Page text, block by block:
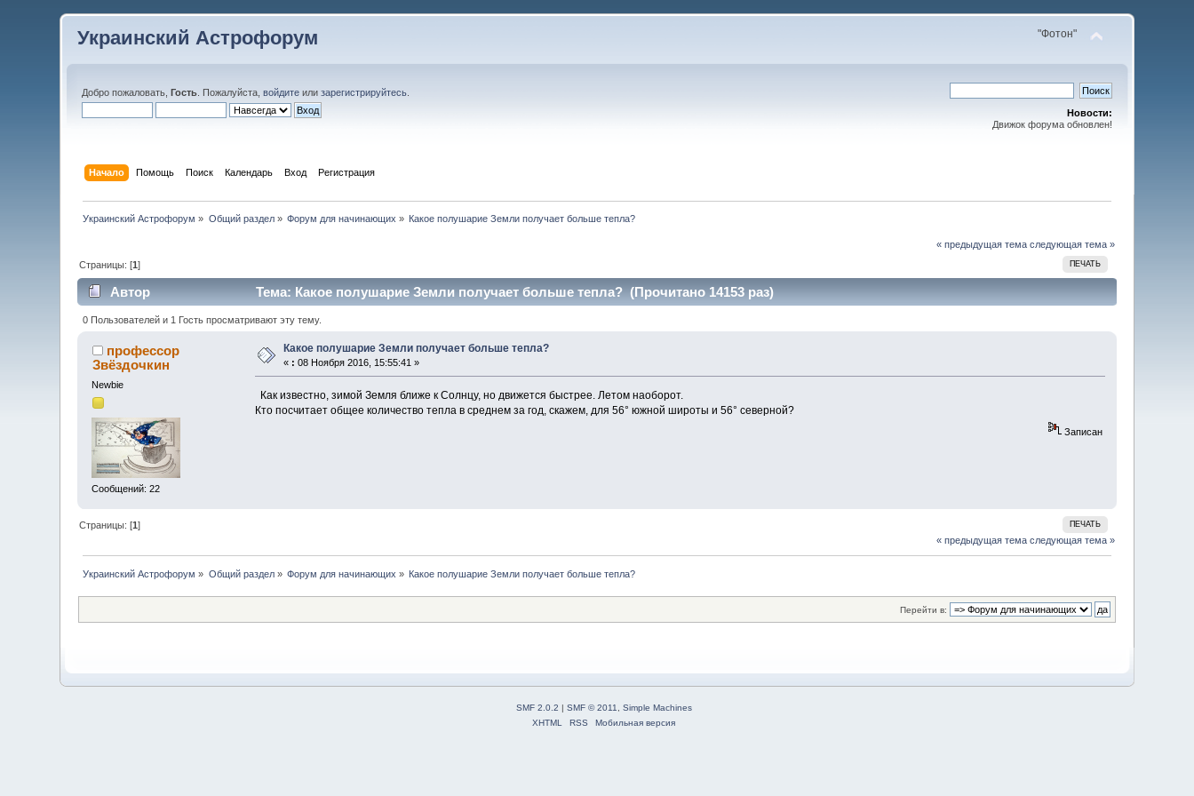
Украинский Астрофорум "Фотон"
Добро пожаловать,Гость . Пожалуйста,войдите илизарегистрируйтесь
Новости:
Движок форума обновлен!
Начало Помощь Поиск Календарь Вход Регистрация
Украинский Астрофорум » Общий раздел» Форум для начинающих » Какое полушарие Земли получает больше тепла?
« предыдущая тема следующая тема »
ПЕЧАТЬ
Страницы: [1]
Автор Тема: Какое полушарие Земли получает больше тепла? (Прочитано 14153 раз)
0 Пользователей и 1 Гость просматривают эту тему.
профессор
Звёздочкин
Newbie
Сообщений: 22
Какое полушарие Земли получает больше тепла?
« : 08 Ноября 2016, 15:55:41 »
Как известно, зимой Земля ближе к Солнцу, но движется быстрее. Летом наоборот.
Кто посчитает общее количество тепла в среднем за год, скажем, для 56° южной широты и 56° северной?
Записан
ПЕЧАТЬ
Страницы: [1]
« предыдущая тема следующая тема »
Украинский Астрофорум » Общий раздел» Форум для начинающих » Какое полушарие Земли получает больше тепла?
Перейти в:
SMF 2.0.2 | SMF © 2011
Simple Machines
XHTML
RSS Мобильная версия